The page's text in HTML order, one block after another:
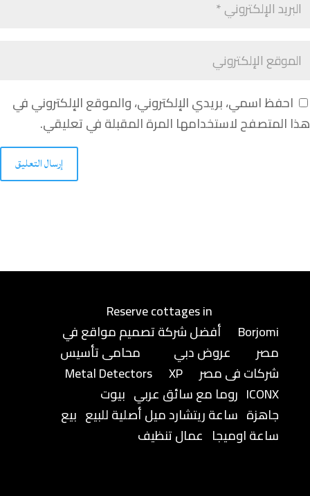
احفظ اسمي، بريدي الإلكتروني، والموقع الإلكتروني في
هذا المتصفح لاستخدامها المرة المقبلة في تعليقي.
إرسال التعليق
Reserve cottages in
Borjomi
أفضل شركة تصميم مواقع في
مصر
عروض دبي
محامى تأسيس
شركات فى مصر
Metal Detectors
XP
ICONX روما مع سائق عربي بيوت
جاهزة ساعة ريتشارد ميل أصلية للبيع بيع
ساعة اوميجا عمال تنظيف